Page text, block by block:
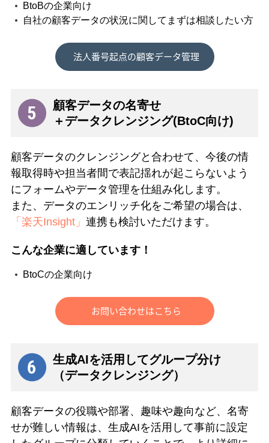
BtoBの企業向け
自社の顧客データの状況に関してまずは相談したい方
顧客データの名寄せ
＋データクレンジング(BtoC向け)
顧客データのクレンジングと合わせて、今後の情
報取得時や担当者間で表記揺れが起こらないよう
にフォームやデータ管理を仕組み化します。
また、データのエンリッチ化をご希望の場合は、
「楽天Insight」 連携も検討いただけます。
こんな企業に適しています！
BtoCの企業向け
生成AIを活用してグループ分け
（データクレンジング）
顧客データの役職や部署、趣味や趣向など、名寄
せが難しい情報は、生成AIを活用して事前に設定